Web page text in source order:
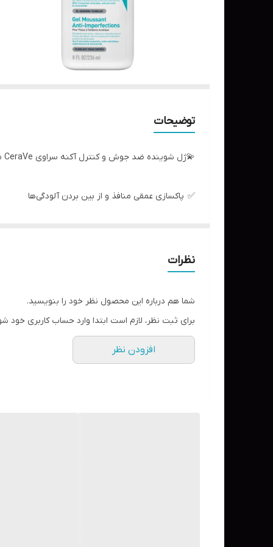
توضیحات
💫ژل شوینده ضد جوش و کنترل آکنه سراوی CeraVe مدل Blemish Control
✅ پاکسازی عمقی منافذ و از بین بردن آلودگی‌ها
✅ لایه‌برداری ملایم و حذف سلول‌های مرده پوست
✅ تقویت و ترمیم سد دفاعی طبیعی پوست با حضور
✅ فرمولاسیون غیر کومدوژنیک، بدون عطر، الکل و پارابن
✅ مناسب برای استفاده روزانه جهت پیشگیری و درمان
نظرات
شما هم درباره این محصول نظر خود را بنویسید.
برای ثبت نظر، لازم است ابتدا وارد حساب کاربری خود
افزودن نظر